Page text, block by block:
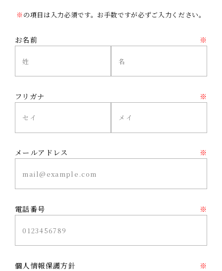
※の項目は入力必須です。お手数ですが必ずご入力ください。
お名前 ※
フリガナ ※
メールアドレス ※
電話番号 ※
個人情報保護方針 ※